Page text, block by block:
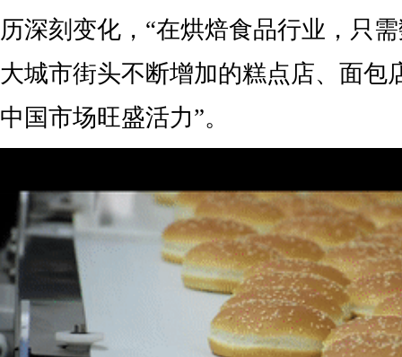
历深刻变化，“在烘焙食品行业，只
大城市街头不断增加的糕点店、面包
中国市场旺盛活力”。